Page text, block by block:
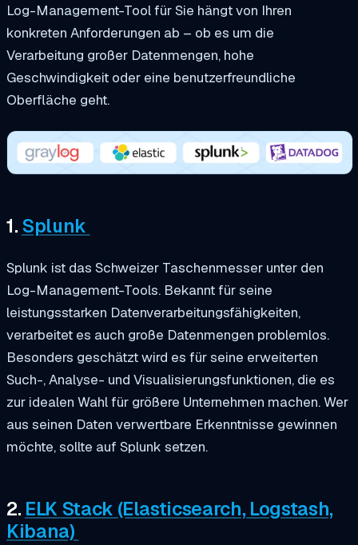
Log-Management-Tool für Sie hängt von Ihren
konkreten Anforderungen ab – ob es um die
Verarbeitung großer Datenmengen, hohe
Geschwindigkeit oder eine benutzerfreundliche
Oberfläche geht.
1. Splunk
Splunk ist das Schweizer Taschenmesser unter den
Log-Management-Tools. Bekannt für seine
leistungsstarken Datenverarbeitungsfähigkeiten,
verarbeitet es auch große Datenmengen problemlos.
Besonders geschätzt wird es für seine erweiterten
Such-, Analyse- und Visualisierungsfunktionen, die es
zur idealen Wahl für größere Unternehmen machen. Wer
aus seinen Daten verwertbare Erkenntnisse gewinnen
möchte, sollte auf Splunk setzen.
2. ELK Stack (Elasticsearch, Logstash,
Kibana)